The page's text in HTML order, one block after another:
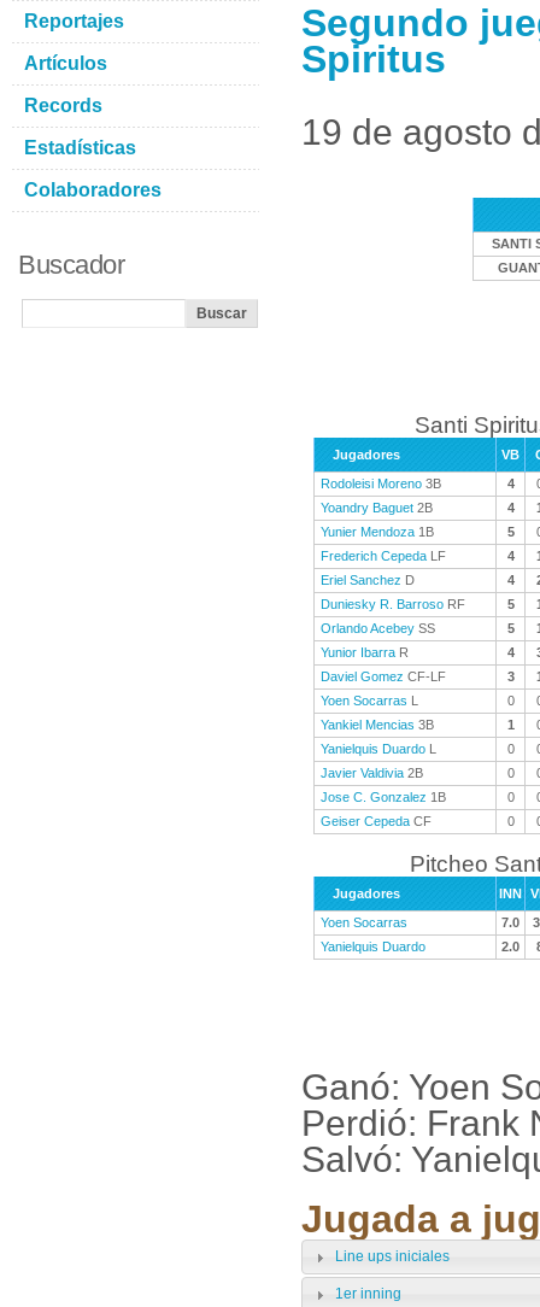
Segundo
Spiritus
19 de agosto
SANTI
Santi
Jugadores VB
Rodoleisi Moreno 3B 4
Yoandry Baguet 2B 4
Yunier Mendoza 1B 5
Frederich Cepeda LF 4
Eriel Sanchez D 4
Duniesky R. Barroso RF 5
Orlando Acebey SS 5
Yunior Ibarra R 4
Daviel Gomez CF-LF 3
Yoen Socarras L 0
Yankiel Mencias 3B 1
Yanielquis Duardo L 0
Javier Valdivia 2B 0
Jose C. Gonzalez 1B 0
Geiser Cepeda CF 0
Pitcheo
Jugadores INN
Yoen Socarras
7.0
Yanielquis Duardo
2.0
Ganó: Yoen
Perdió: Frank
Salvó:
Jugada a
Line ups iniciales
1er inning
Reportajes
Artículos
Records
Estadísticas
Colaboradores
Buscador